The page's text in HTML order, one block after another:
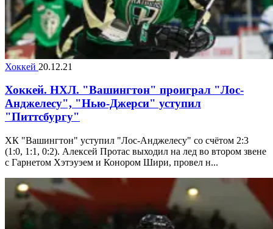
Хоккей 20.12.21
Хоккей. НХЛ. "Вашингтон" проиграл "Лос-
Анджелесу", "Нью-Джерси" уступил
"Питтсбургу"
ХК "Вашингтон" уступил "Лос-Анджелесу" со счётом 2:3
(1:0, 1:1, 0:2). Алексей Протас выходил на лед во втором звене
с Гарнетом Хэтэуэем и Конором Шири, провел н...